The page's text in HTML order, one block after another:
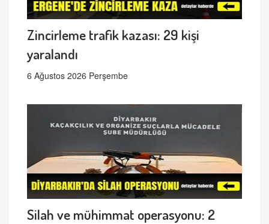
Zincirleme trafik kazası: 29 kişi
yaralandı
6 Ağustos 2026 Perşembe
Silah ve mühimmat operasyonu: 2